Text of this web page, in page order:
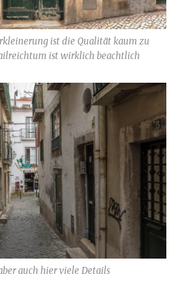
ist die Qualität kaum zu
ist wirklich beachtlich
auch hier viele Details